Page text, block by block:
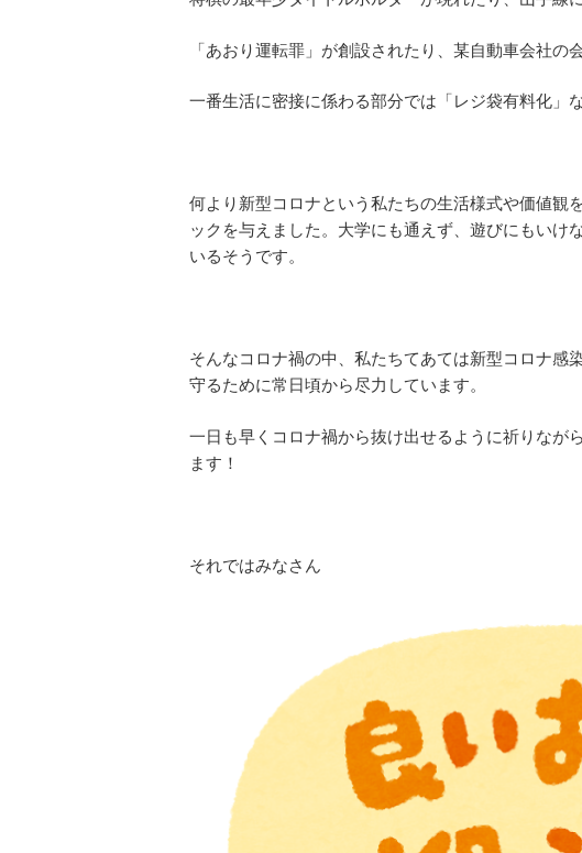
「あおり運転罪」が創設されたり、某自動車会社の
一番生活に密接に係わる部分では「レジ袋有料化」
何より新型コロナという私たちの生活様式や価値観
ックを与えました。大学にも通えず、遊びにもいけ
いるそうです。
そんなコロナ禍の中、私たちてあては新型コロナ感
守るために常日頃から尽力しています。
一日も早くコロナ禍から抜け出せるように祈りなが
ます！
それではみなさん